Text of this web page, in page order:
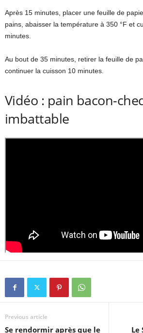
Après 15 minutes, placer une feuille de
pains, abaisser la température à 350 °F et
minutes.
Au bout de 35 minutes, retirer la feuille de
continuer la cuisson 10 minutes.
Vidéo : pain bacon-
imbattable
Previous article
Se rendormir après que le Le